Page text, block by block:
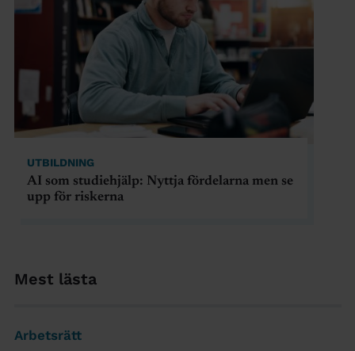
Mest lästa
Arbetsrätt
UTBILDNING
AI som studiehjälp: Nyttja fördelarna men se
upp för riskerna